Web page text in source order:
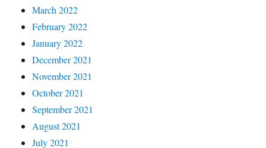
March 2022
February 2022
January 2022
December 2021
November 2021
October 2021
September 2021
August 2021
July 2021